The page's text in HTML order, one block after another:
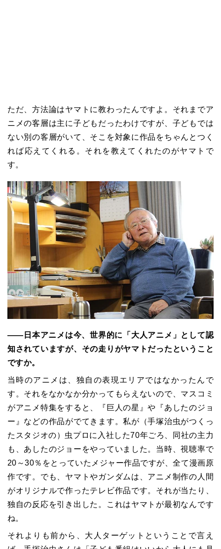
ただ、方法論はヤマトに教わったんですよ。それまでア
ニメの客層は主に子どもだったわけですが、子どもでは
ない別の客層がいて、そこを対象に作品をちゃんとつく
れば応えてくれる。それを教えてくれたのがヤマトで
す。
――日本アニメは今、世界的に「大人アニメ」として認
知されていますが、その走りがヤマトだったということ
ですか。
当時のアニメは、独自の表現エリアではなかったんで
す。それをなかなか分かってもらえないので、マスコミ
がアニメ特集をすると、『巨人の星』や『あしたのジョ
ー』などの作品がでてきます。私が（手塚治虫がつくっ
たスタジオの）虫プロに入社した70年ごろ、同社の主力
も、あしたのジョーをやっていました。当時、視聴率で
20～30％をとっていたメジャー作品ですが、全て漫画原
作です。でも、ヤマトやガンダムは、アニメ制作の人間
がオリジナルで作ったテレビ作品です。それが当たり、
独自の反応を引き出した。これはヤマトが最初なんです
ね。
それよりも前から、大人ターゲットということで言え